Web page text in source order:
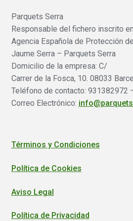
Parquets Serra
Responsable del fichero inscrito
Agencia Española de Protección
Jaume Serra – Parquets Serra
Domicilio de la empresa: C/
Carrer de la Fosca, 10. 08033
Teléfono de contacto: 931382972
Correo Electrónico:
Términos y Condiciones
Política de Cookies
Aviso Legal
Política de Privacidad